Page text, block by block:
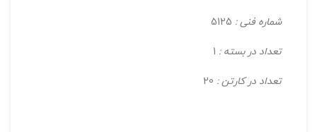
شماره فنی :
تعداد در بسته :
تعداد در کارتن :